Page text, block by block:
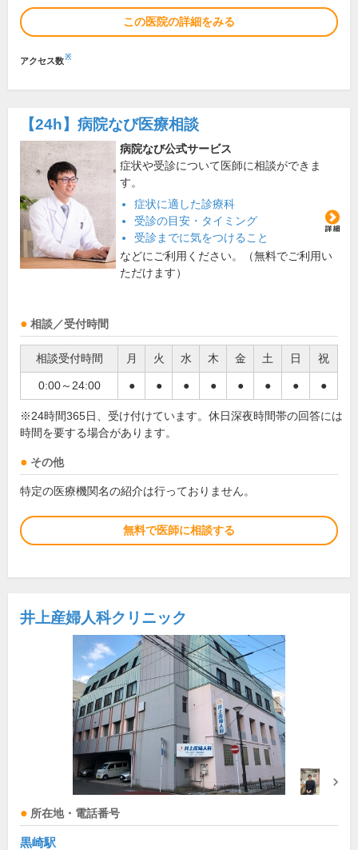
この医院の詳細をみる
アクセス数※
【24h】 病院なび医療相談
病院なび公式サービス
症状や受診について医師に相談ができま
す。
症状に適した診療科
受診の目安・タイミング
受診までに気をつけること
などにご利用ください。（無料でご利用い
ただけます）
相談／受付時間
相談受付時間 月 火 水 木 金 土 日 祝
0:00～24:00 ● ● ● ● ● ● ● ●
※24時間365日、受け付けています。休日深夜時間帯の回答には
時間を要する場合があります。
その他
特定の医療機関名の紹介は行っておりません。
無料で医師に相談する
井上産婦人科クリニック
所在地・電話番号
黒崎駅